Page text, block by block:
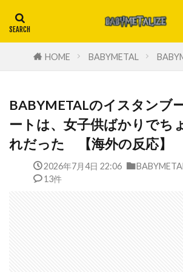
HOME BABYMETAL
BABYMETALのイスタンブ
ートは、女子供ばかりでち
れだった 【海外の反応】
2026年7月4日 22:06
13件